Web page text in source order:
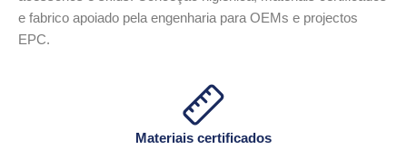
e fabrico apoiado pela engenharia para OEMs e projectos
EPC.
Materiais certificados